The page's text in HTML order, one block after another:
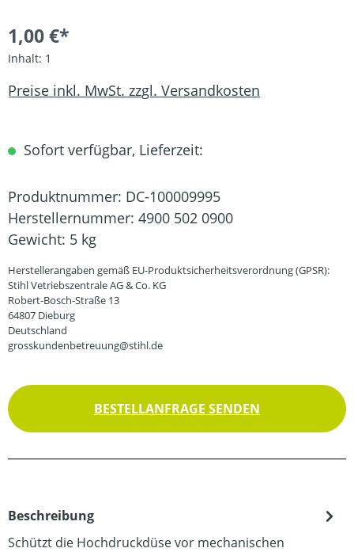
1,00 €*
Inhalt: 1
Preise inkl. MwSt. zzgl. Versandkosten
Sofort verfügbar, Lieferzeit:
Produktnummer: DC-100009995
Herstellernummer: 4900 502 0900
Gewicht: 5 kg
Herstellerangaben gemäß EU-Produktsicherheitsverordnung (GPSR):
Stihl Vetriebszentrale AG & Co. KG
Robert-Bosch-Straße 13
64807 Dieburg
Deutschland
grosskundenbetreuung@stihl.de
BESTELLANFRAGE SENDEN
Beschreibung
Schützt die Hochdruckdüse vor mechanischen